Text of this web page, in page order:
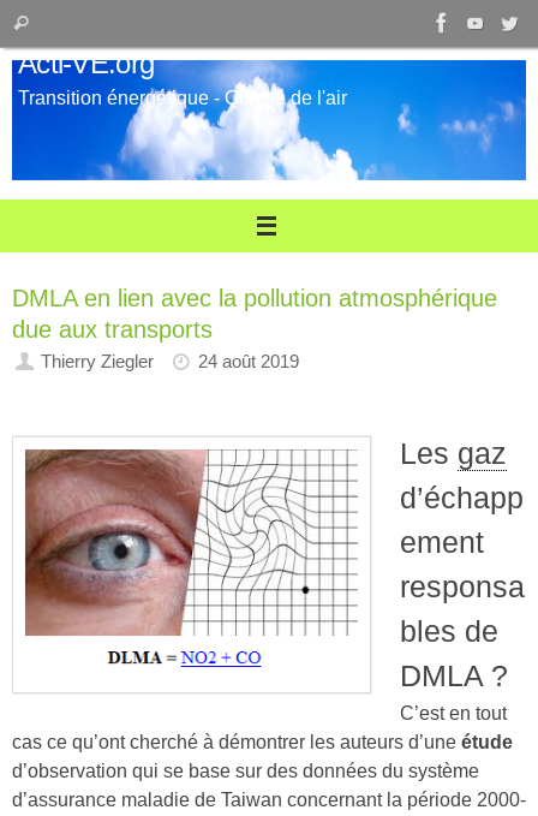
Passer
au
contenu
pour
:
Rechercher
Acti-VE.org
Transition énergétique - Qualité de l'air
DMLA en lien avec la pollution atmosphérique
due aux transports
Thierry Ziegler 24 août 2019
Les gaz
d’échapp
ement
responsa
bles de
DMLA ?
C’est en tout
cas ce qu’ont cherché à démontrer les auteurs d’une étude
d’observation qui se base sur des données du système
d’assurance maladie de Taiwan concernant la période 2000-